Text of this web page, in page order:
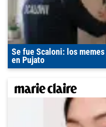
Se fue Scaloni: los
en Pujato